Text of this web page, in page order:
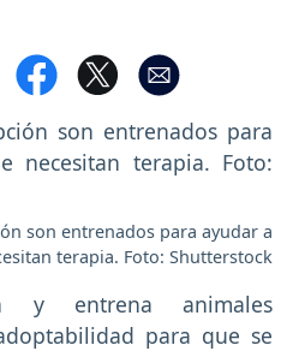
son entrenados para ayudar a
terapia. Foto: Shutterstock
y entrena animales
para que se